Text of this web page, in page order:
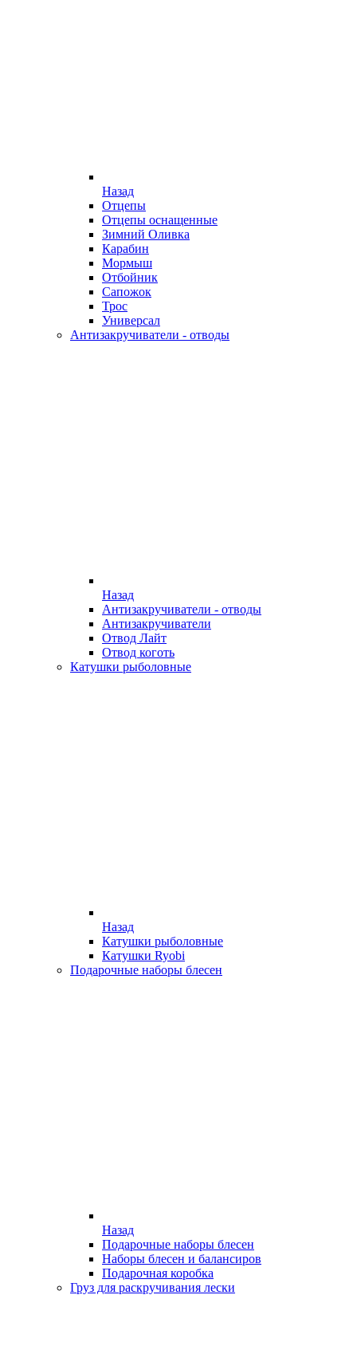
Назад
Отцепы
Отцепы оснащенные
Зимний Оливка
Карабин
Мормыш
Отбойник
Сапожок
Трос
Универсал
Антизакручиватели - отводы
Назад
Антизакручиватели - отводы
Антизакручиватели
Отвод Лайт
Отвод коготь
Катушки рыболовные
Назад
Катушки рыболовные
Катушки Ryobi
Подарочные наборы блесен
Назад
Подарочные наборы блесен
Наборы блесен и балансиров
Подарочная коробка
Груз для раскручивания лески